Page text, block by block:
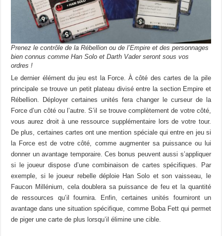
Prenez le contrôle de la Rébellion ou de l’Empire et des personnages
bien connus comme Han Solo et Darth Vader seront sous vos
ordres !
Le dernier élément du jeu est la Force. À côté des cartes de la pile
principale se trouve un petit plateau divisé entre la section Empire et
Rébellion. Déployer certaines unités fera changer le curseur de la
Force d’un côté ou l’autre. S’il se trouve complètement de votre côté,
vous aurez droit à une ressource supplémentaire lors de votre tour.
De plus, certaines cartes ont une mention spéciale qui entre en jeu si
la Force est de votre côté, comme augmenter sa puissance ou lui
donner un avantage temporaire. Ces bonus peuvent aussi s’appliquer
si le joueur dispose d’une combinaison de cartes spécifiques. Par
exemple, si le joueur rebelle déploie Han Solo et son vaisseau, le
Faucon Millénium, cela doublera sa puissance de feu et la quantité
de ressources qu’il fournira. Enfin, certaines unités fourniront un
avantage dans une situation spécifique, comme Boba Fett qui permet
de piger une carte de plus lorsqu’il élimine une cible.